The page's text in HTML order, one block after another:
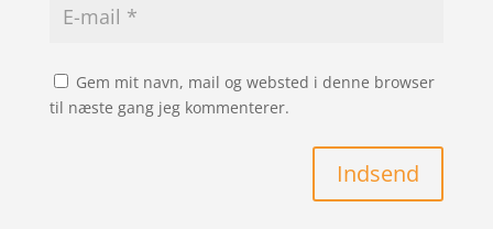
Gem mit navn, mail og websted i denne browser
til næste gang jeg kommenterer.
Indsend